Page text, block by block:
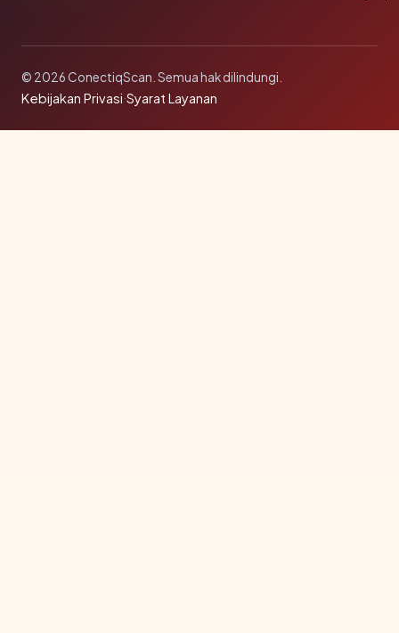
© 2026 ConectiqScan. Semua hak dilindungi.
Kebijakan Privasi·Syarat Layanan